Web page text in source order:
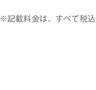
※記載料金は、すべて税込